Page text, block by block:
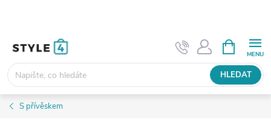
HLEDAT
NÁKUPNÍ
KOŠÍK
S přívěskem